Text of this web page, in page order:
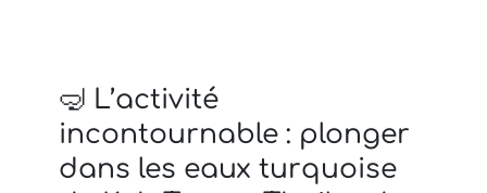
🤿 L’activité
incontournable : plonger
dans les eaux turquoise